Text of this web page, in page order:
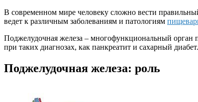
В современном мире человеку сложно вести
ведет к различным заболеваниям и патологиям
Поджелудочная железа – многофункциональный орган
при таких диагнозах, как панкреатит и сахарный диабет.
Поджелудочная железа: роль